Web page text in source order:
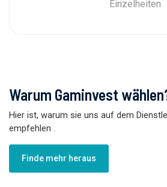
Einzelheiten
Warum Gaminvest
Hier ist, warum sie uns auf dem
empfehlen
Finde mehr heraus